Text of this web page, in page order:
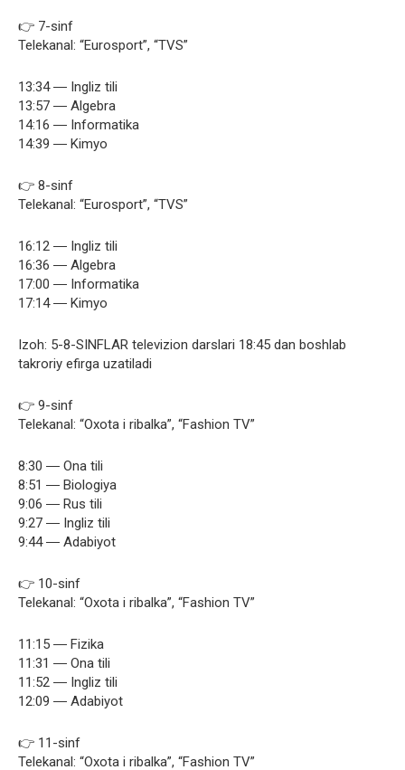
👉 7-sinf
Telekanal: “Eurosport”, “TVS”
13:34 ― Ingliz tili
13:57 ― Algebra
14:16 ― Informatika
14:39 ― Kimyo
👉 8-sinf
Telekanal: “Eurosport”, “TVS”
16:12 ― Ingliz tili
16:36 ― Algebra
17:00 ― Informatika
17:14 ― Kimyo
Izoh: 5-8-SINFLAR televizion darslari 18:45 dan boshlab
takroriy efirga uzatiladi
👉 9-sinf
Telekanal: “Oxota i ribalka”, “Fashion TV”
8:30 ― Ona tili
8:51 ― Biologiya
9:06 ― Rus tili
9:27 ― Ingliz tili
9:44 ― Adabiyot
👉 10-sinf
Telekanal: “Oxota i ribalka”, “Fashion TV”
11:15 ― Fizika
11:31 ― Ona tili
11:52 ― Ingliz tili
12:09 ― Adabiyot
👉 11-sinf
Telekanal: “Oxota i ribalka”, “Fashion TV”